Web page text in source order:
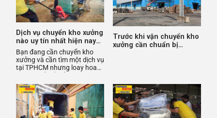
Dịch vụ chuyển kho xưởng
nào uy tín nhất hiện nay
tại TPHCM
Bạn đang cần chuyển kho
xưởng và cần tìm một dịch vụ
tại TPHCM nhưng loay hoay
Hãy tham khảo ngay bài v
Trước khi vận chuyển kho
xưởng cần chuẩn bị